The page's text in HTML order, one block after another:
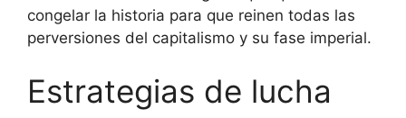
congelar la historia para que reinen todas las
perversiones del capitalismo y su fase imperial.
Estrategias de lucha